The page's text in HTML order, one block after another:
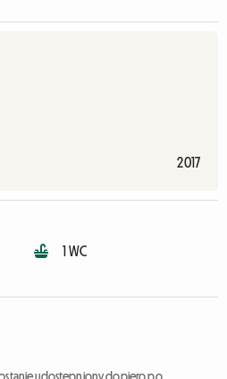
2017
1 WC
udostępniony dopiero po